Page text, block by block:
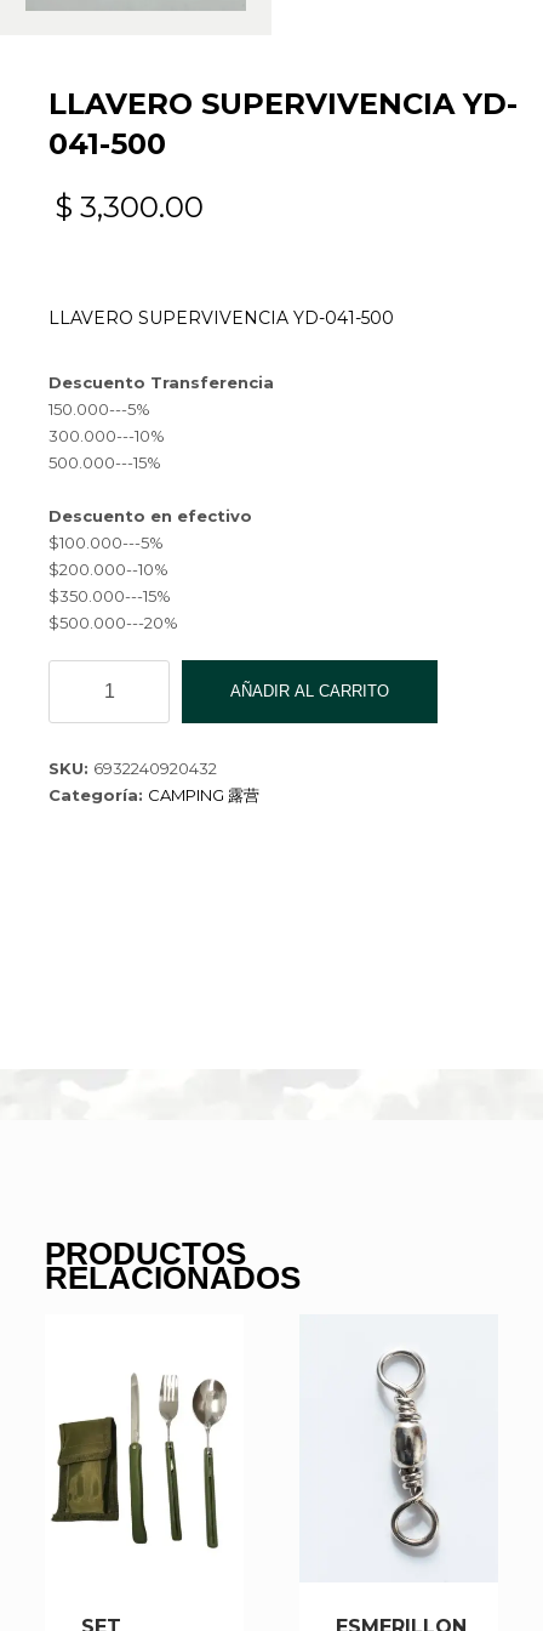
LLAVERO SUPERVIVENCIA YD-
041-500
$ 3,300.00
LLAVERO SUPERVIVENCIA YD-041-500
Descuento Transferencia
150.000---5%
300.000---10%
500.000---15%
Descuento en efectivo
$100.000---5%
$200.000--10%
$350.000---15%
$500.000---20%
SUPERVIVENCIA
YD-
500
cantidad
AÑADIR AL CARRITO
SKU: 6932240920432
Categoría: CAMPING 露营
PRODUCTOS
RELACIONADOS